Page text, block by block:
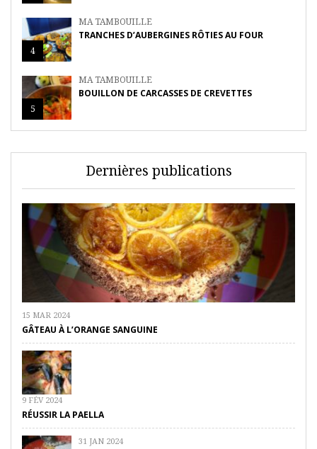
4
MA TAMBOUILLE
TRANCHES D’AUBERGINES RÔTIES AU FOUR
5
MA TAMBOUILLE
BOUILLON DE CARCASSES DE CREVETTES
Dernières publications
15 MAR 2024
GÂTEAU À L’ORANGE SANGUINE
9 FÉV 2024
RÉUSSIR LA PAELLA
31 JAN 2024